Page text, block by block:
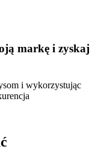
markę i zyskaj
i wykorzystując